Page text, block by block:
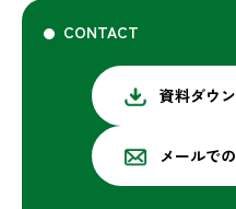
CONTACT
資料ダウ
メールで